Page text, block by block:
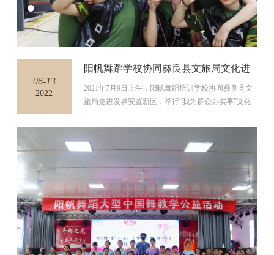
06-13
2022
阳帆舞蹈学校协同彝良县文旅局文化进
社区活动走进发界新区
2021年7月9日上午，阳帆舞蹈培训学校协同彝良县文
旅局走进发界安置新区，举行“我为群众办实事”文化